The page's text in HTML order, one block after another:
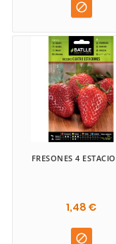

FRESONES 4
1,48 €
